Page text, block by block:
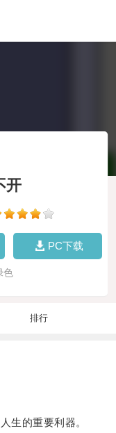
开
PC下载
色
排行
的重要利器。